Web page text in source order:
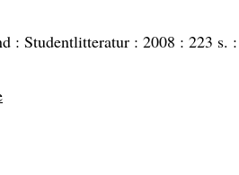
: Studentlitteratur : 2008 : 223 s. :